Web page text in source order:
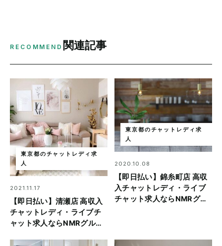
RECOMMEND 関連記事
東京都のチャットレディ求
人
2021.11.17
【即日払い】清瀬店 高収入
チャットレディ・ライブチ
ャット求人ならNMRグルー
東京都のチャットレディ求
人
2020.10.08
【即日払い】錦糸町店 高収
入チャットレディ・ライブ
チャット求人ならNMRグル